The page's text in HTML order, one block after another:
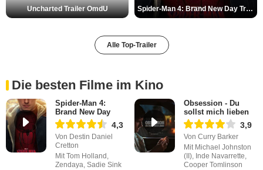
Uncharted Trailer OmdU Spider-Man 4: Brand New Day Trailer (3) DF
Alle Top-Trailer
Die besten Filme im Kino
Spider-Man 4:
Brand New Day
4,3
Von Destin Daniel
Cretton
Mit Tom Holland,
Zendaya, Sadie Sink
Obsession - Du
sollst mich lieben
3,9
Von Curry Barker
Mit Michael Johnston
(II), Inde Navarrette,
Cooper Tomlinson